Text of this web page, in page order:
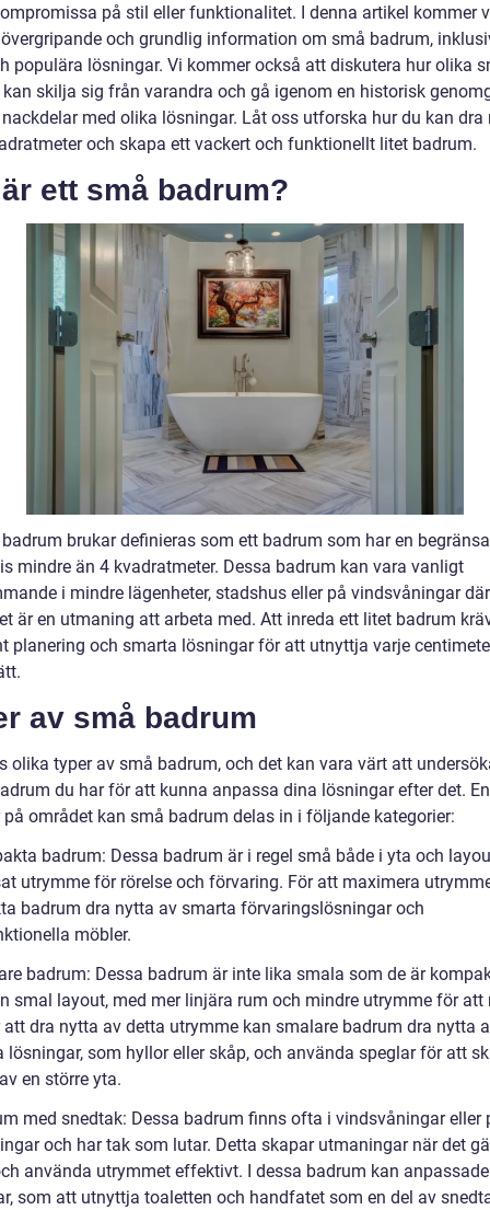
på stil eller funktionalitet. I denna artikel kommer
och grundlig information om små badrum,
populära lösningar. Vi kommer också att diskutera hur olika
skilja sig från varandra och gå igenom en historisk
med olika lösningar. Låt oss utforska hur du kan dra
och skapa ett vackert och funktionellt litet badrum.
ett små badrum?
brukar definieras som ett badrum som har en
mindre än 4 kvadratmeter. Dessa badrum kan vara vanligt
i mindre lägenheter, stadshus eller på vindsvåningar där
är en utmaning att arbeta med. Att inreda ett litet badrum
planering och smarta lösningar för att utnyttja varje
av små badrum
olika typer av små badrum, och det kan vara värt att
du har för att kunna anpassa dina lösningar efter det.
på området kan små badrum delas in i följande kategorier:
badrum: Dessa badrum är i regel små både i yta och
utrymme för rörelse och förvaring. För att maximera
badrum dra nytta av smarta förvaringslösningar och
möbler.
badrum: Dessa badrum är inte lika smala som de är
smal layout, med mer linjära rum och mindre utrymme för att
dra nytta av detta utrymme kan smalare badrum dra nytta
lösningar, som hyllor eller skåp, och använda speglar för att
en större yta.
med snedtak: Dessa badrum finns ofta i vindsvåningar eller
och har tak som lutar. Detta skapar utmaningar när det
använda utrymmet effektivt. I dessa badrum kan anpassade
som att utnyttja toaletten och handfatet som en del av